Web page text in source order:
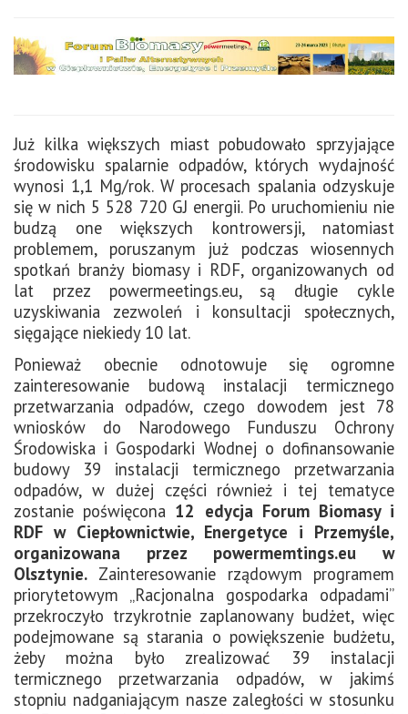
Już kilka większych miast pobudowało sprzyjające
środowisku spalarnie odpadów, których wydajność
wynosi 1,1 Mg/rok. W procesach spalania odzyskuje
się w nich 5 528 720 GJ energii. Po uruchomieniu nie
budzą one większych kontrowersji, natomiast
problemem, poruszanym już podczas wiosennych
spotkań branży biomasy i RDF, organizowanych od
lat przez powermeetings.eu, są długie cykle
uzyskiwania zezwoleń i konsultacji społecznych,
sięgające niekiedy 10 lat.
Ponieważ obecnie odnotowuje się ogromne
zainteresowanie budową instalacji termicznego
przetwarzania odpadów, czego dowodem jest 78
wniosków do Narodowego Funduszu Ochrony
Środowiska i Gospodarki Wodnej o dofinansowanie
budowy 39 instalacji termicznego przetwarzania
odpadów, w dużej części również i tej tematyce
zostanie poświęcona 12 edycja Forum Biomasy i
RDF w Ciepłownictwie, Energetyce i Przemyśle,
organizowana przez powermemtings.eu w
Olsztynie. Zainteresowanie rządowym programem
priorytetowym „Racjonalna gospodarka odpadami”
przekroczyło trzykrotnie zaplanowany budżet, więc
podejmowane są starania o powiększenie budżetu,
żeby można było zrealizować 39 instalacji
termicznego przetwarzania odpadów, w jakimś
stopniu nadganiającym nasze zaległości w stosunku